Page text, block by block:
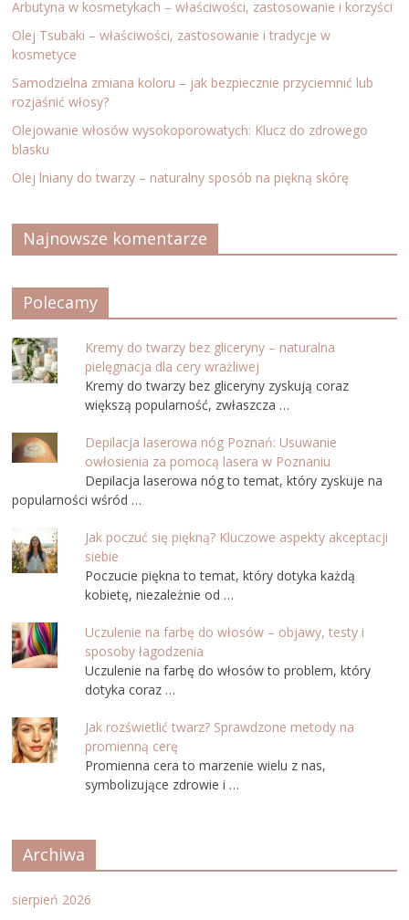
Arbutyna w kosmetykach – właściwości, zastosowanie i korzyści
Olej Tsubaki – właściwości, zastosowanie i tradycje w
kosmetyce
Samodzielna zmiana koloru – jak bezpiecznie przyciemnić lub
rozjaśnić włosy?
Olejowanie włosów wysokoporowatych: Klucz do zdrowego
blasku
Olej lniany do twarzy – naturalny sposób na piękną skórę
Najnowsze komentarze
Polecamy
Kremy do twarzy bez gliceryny – naturalna
pielęgnacja dla cery wrażliwej
Kremy do twarzy bez gliceryny zyskują coraz
większą popularność, zwłaszcza …
Depilacja laserowa nóg Poznań: Usuwanie
owłosienia za pomocą lasera w Poznaniu
Depilacja laserowa nóg to temat, który zyskuje na
popularności wśród …
Jak poczuć się piękną? Kluczowe aspekty akceptacji
siebie
Poczucie piękna to temat, który dotyka każdą
kobietę, niezależnie od …
Uczulenie na farbę do włosów – objawy, testy i
sposoby łagodzenia
Uczulenie na farbę do włosów to problem, który
dotyka coraz …
Jak rozświetlić twarz? Sprawdzone metody na
promienną cerę
Promienna cera to marzenie wielu z nas,
symbolizujące zdrowie i …
Archiwa
sierpień 2026